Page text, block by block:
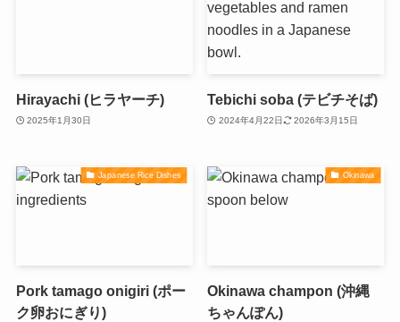
Hirayachi (ヒラヤーチ)
2025年1月30日
Tebichi soba (テビチそば)
2024年4月22日 2026年3月15日
Japanese Rice Dishes
Pork tamago onigiri (ポー
ク卵おにぎり)
Okinawa
Okinawa champon (沖縄
ちゃんぽん)